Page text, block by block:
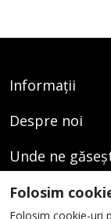
Informații
Despre noi
Unde ne
Urmați-ne
Folosim
Folosim cookie-uri